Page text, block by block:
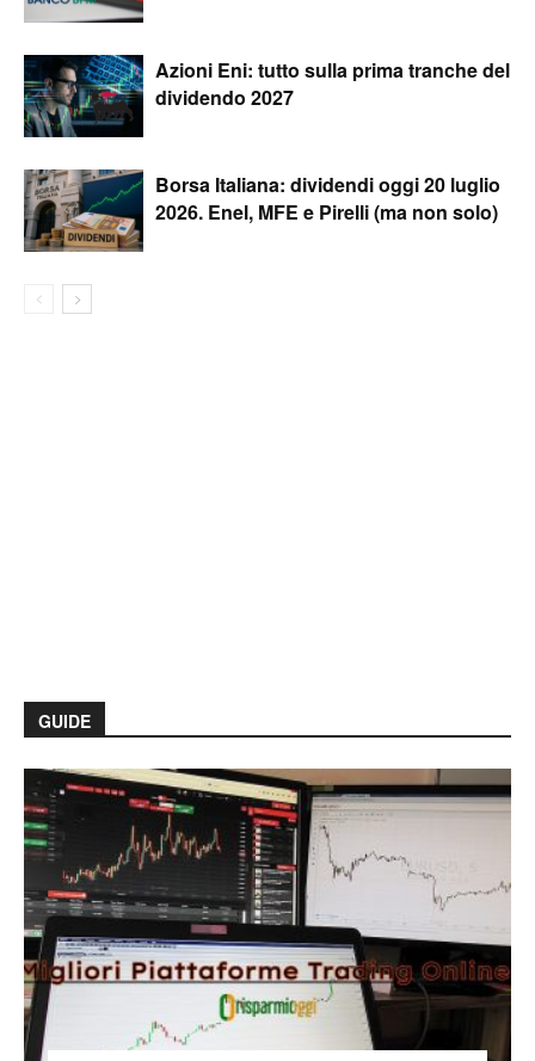
Azioni Eni: tutto sulla prima tranche del
dividendo 2027
Borsa Italiana: dividendi oggi 20 luglio
2026. Enel, MFE e Pirelli (ma non solo)
GUIDE